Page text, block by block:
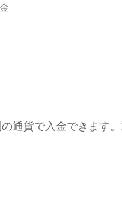
通貨で入金できます